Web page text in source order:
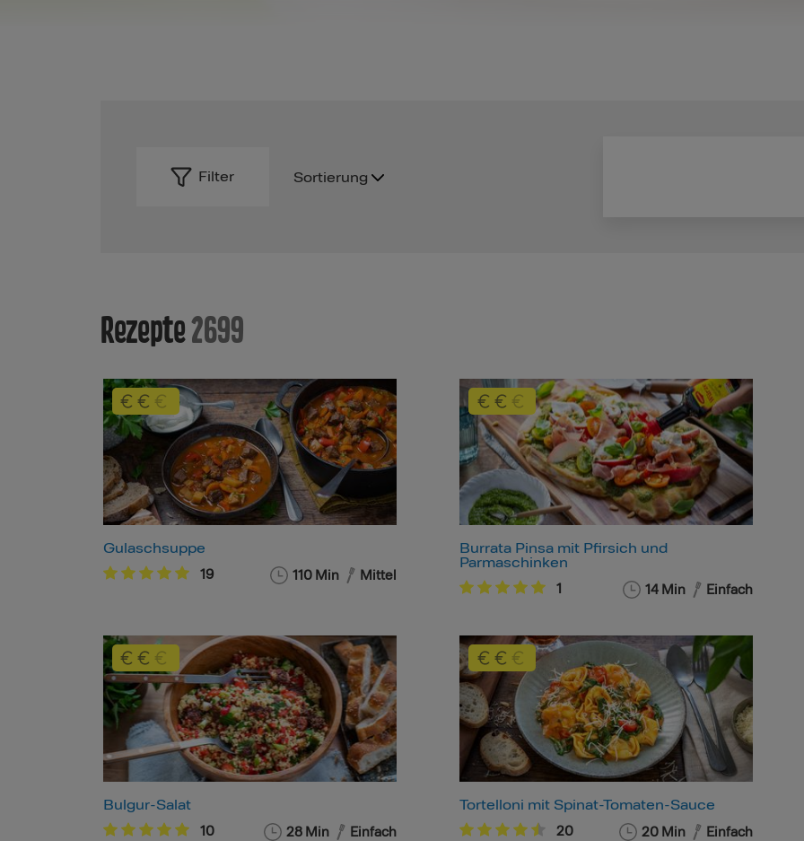
Filter Sortierung
Rezepte2699
Gulaschsuppe
19 110 Min Mittel
Burrata Pinsa mit Pfirsich und
Parmaschinken
1 14 Min Einfach
Bulgur-Salat
10 28 Min Einfach
Tortelloni mit Spinat-Tomaten-Sauce
20 20 Min Einfach